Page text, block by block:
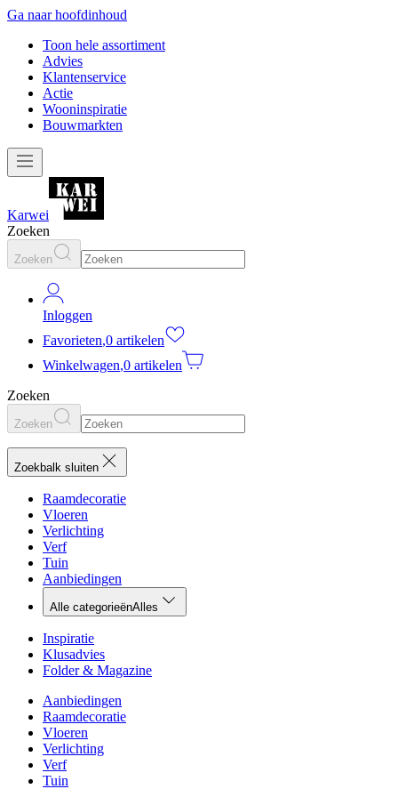
Ga naar hoofdinhoud
Toon hele assortiment
Advies
Klantenservice
Actie
Wooninspiratie
Bouwmarkten
Karwei
Zoeken
Zoeken
Inloggen
Favorieten,0 artikelen
Winkelwagen,0 artikelen
Zoeken
Zoeken
Zoekbalk sluiten
Raamdecoratie
Vloeren
Verlichting
Verf
Tuin
Aanbiedingen
Alle categorieënAlles
Inspiratie
Klusadvies
Folder & Magazine
Aanbiedingen
Raamdecoratie
Vloeren
Verlichting
Verf
Tuin